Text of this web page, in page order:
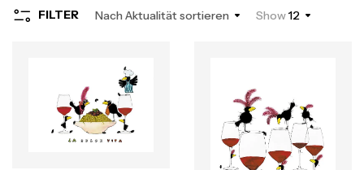
FILTER Nach Aktualität sortieren Show12